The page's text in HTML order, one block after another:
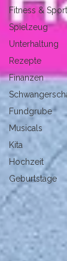
Fitness & Sport
Spielzeug
Unterhaltung
Rezepte
Finanzen
Fundgrube
Musicals
Kita
Hochzeit
Geburtstage